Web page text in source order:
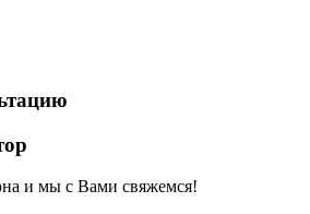
и мы с Вами свяжемся!